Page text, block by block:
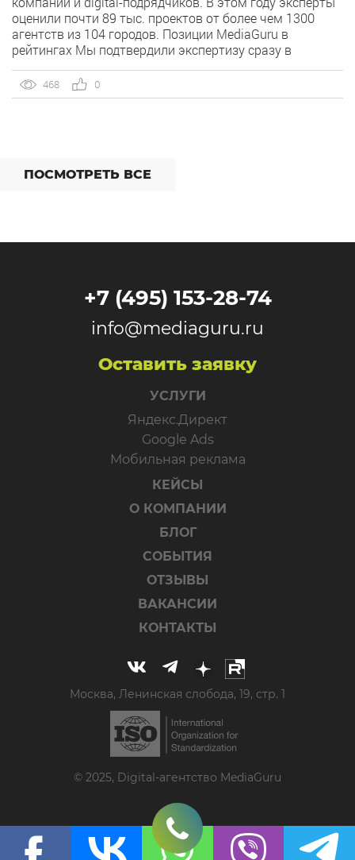
оценили почти 89 тыс. проектов от более чем 1300
агентств из 104 городов. Позиции MediaGuru в
рейтингах Мы подтвердили экспертизу сразу в
нескольких ключевых направлениях. Наша компания
заняла высокие позиции как в общих категориях, так и
в срезах по отраслям. По […]
468 0
ПОСМОТРЕТЬ ВСЕ
+7 (495) 153-28-74
info@mediaguru.ru
Оставить заявку
УСЛУГИ
Яндекс.Директ
Google Ads
Мобильная реклама
КЕЙСЫ
О КОМПАНИИ
БЛОГ
СОБЫТИЯ
ОТЗЫВЫ
ВАКАНСИИ
КОНТАКТЫ
Москва, Ленинская слобода, 19, стр. 1
© 2025, Digital-агентство MediaGuru